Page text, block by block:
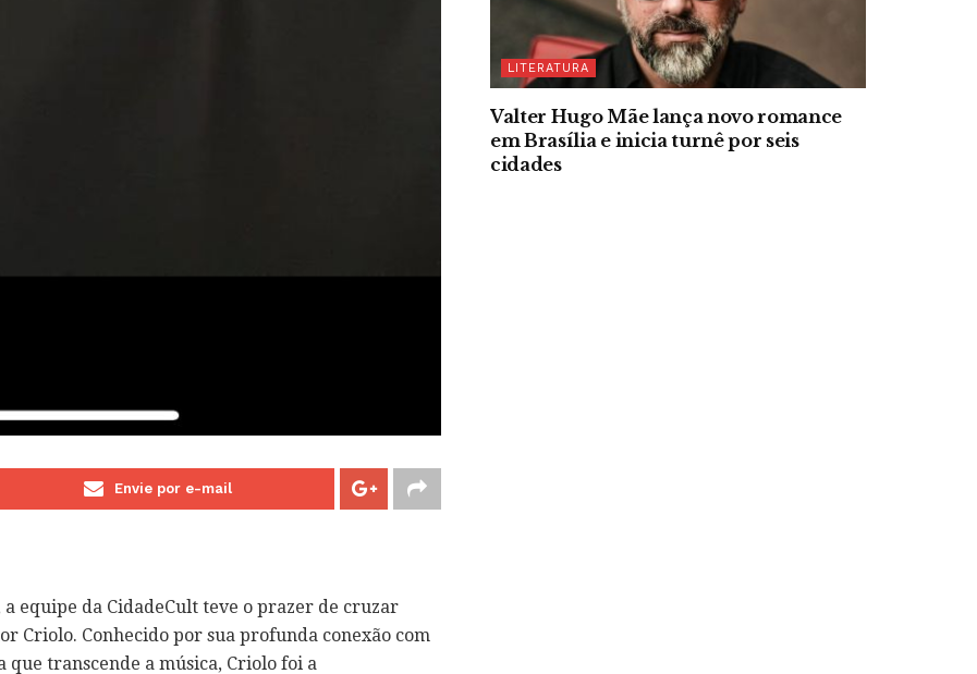
Envie por e-mail
equipe da CidadeCult teve o prazer de cruzar
Criolo. Conhecido por sua profunda conexão com
que transcende a música, Criolo foi a
LITERATURA
Valter Hugo Mãe lança novo romance
em Brasília e inicia turnê por seis
cidades